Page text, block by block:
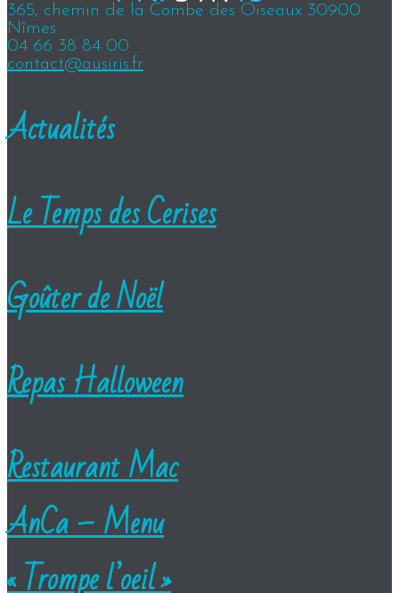
365, chemin de la Combe des Oiseaux 30900
Nîmes
04 66 38 84 00
contact@ausiris.fr
Actualités
Le Temps des Cerises
Goûter de Noël
Repas Halloween
Restaurant Mac
AnCa – Menu
« Trompe l’oeil »